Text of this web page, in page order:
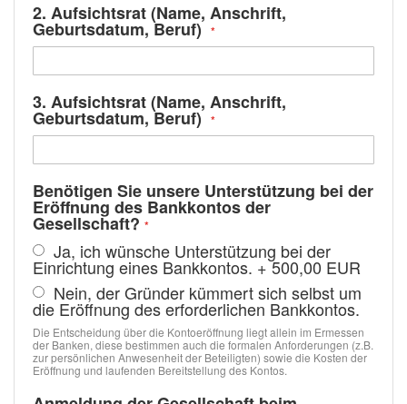
2. Aufsichtsrat (Name, Anschrift,
Geburtsdatum, Beruf)
3. Aufsichtsrat (Name, Anschrift,
Geburtsdatum, Beruf)
Benötigen Sie unsere Unterstützung bei der
Eröffnung des Bankkontos der
Gesellschaft?
Ja, ich wünsche Unterstützung bei der
Einrichtung eines Bankkontos. +500,00 EUR
Nein, der Gründer kümmert sich selbst um
die Eröffnung des erforderlichen Bankkontos.
Die Entscheidung über die Kontoeröffnung liegt allein im Ermessen
der Banken, diese bestimmen auch die formalen Anforderungen (z.B.
zur persönlichen Anwesenheit der Beteiligten) sowie die Kosten der
Eröffnung und laufenden Bereitstellung des Kontos.